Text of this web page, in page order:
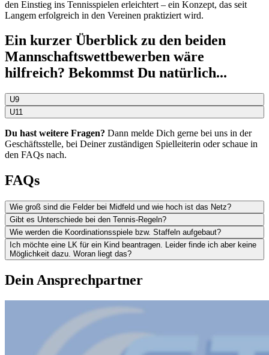
den Einstieg ins Tennisspielen erleichtert – ein Konzept, das seit
Langem erfolgreich in den Vereinen praktiziert wird.
Ein kurzer Überblick zu den beiden
Mannschaftswettbewerben wäre
hilfreich? Bekommst Du natürlich...
U9
U11
Du hast weitere Fragen? Dann melde Dich gerne bei uns in der
Geschäftsstelle, bei Deiner zuständigen Spielleiterin oder schaue in
den FAQs nach.
FAQs
Wie groß sind die Felder bei Midfeld und wie hoch ist das Netz?
Gibt es Unterschiede bei den Tennis-Regeln?
Wie werden die Koordinationsspiele bzw. Staffeln aufgebaut?
Ich möchte eine LK für ein Kind beantragen. Leider finde ich aber keine
Möglichkeit dazu. Woran liegt das?
Dein Ansprechpartner